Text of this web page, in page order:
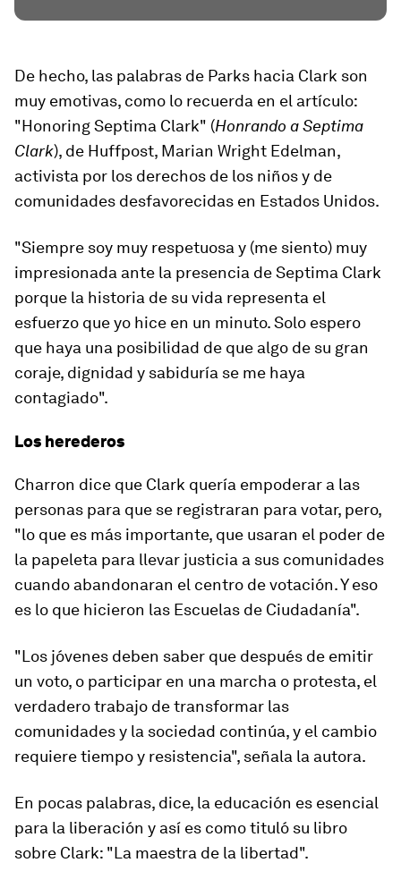
De hecho, las palabras de Parks hacia Clark son
muy emotivas, como lo recuerda en el artículo:
"Honoring Septima Clark" (Honrando a Septima
Clark), de Huffpost, Marian Wright Edelman,
activista por los derechos de los niños y de
comunidades desfavorecidas en Estados Unidos.
"Siempre soy muy respetuosa y (me siento) muy
impresionada ante la presencia de Septima Clark
porque la historia de su vida representa el
esfuerzo que yo hice en un minuto. Solo espero
que haya una posibilidad de que algo de su gran
coraje, dignidad y sabiduría se me haya
contagiado".
Los herederos
Charron dice que Clark quería empoderar a las
personas para que se registraran para votar, pero,
"lo que es más importante, que usaran el poder de
la papeleta para llevar justicia a sus comunidades
cuando abandonaran el centro de votación. Y eso
es lo que hicieron las Escuelas de Ciudadanía".
"Los jóvenes deben saber que después de emitir
un voto, o participar en una marcha o protesta, el
verdadero trabajo de transformar las
comunidades y la sociedad continúa, y el cambio
requiere tiempo y resistencia", señala la autora.
En pocas palabras, dice, la educación es esencial
para la liberación y así es como tituló su libro
sobre Clark: "La maestra de la libertad".